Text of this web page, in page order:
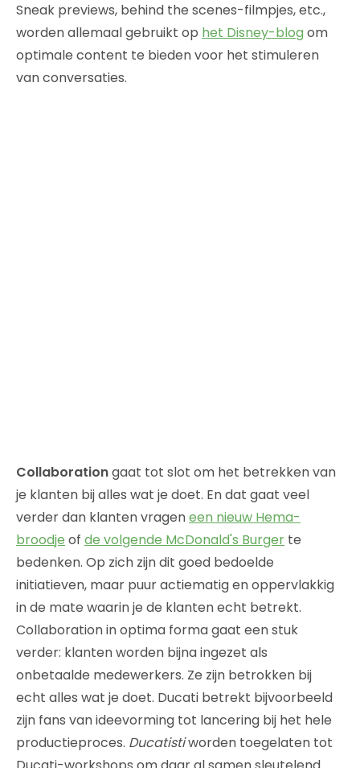
Sneak previews, behind the scenes-filmpjes, etc.,
worden allemaal gebruikt op het Disney-blog om
optimale content te bieden voor het stimuleren
van conversaties.
Collaborationgaat tot slot om het betrekken van
je klanten bij alles wat je doet. En dat gaat veel
verder dan klanten vrageneen nieuw Hema-
broodje of de volgende McDonald's Burger te
bedenken. Op zich zijn dit goed bedoelde
initiatieven, maar puur actiematig en oppervlakkig
in de mate waarin je de klanten echt betrekt.
Collaboration in optima forma gaat een stuk
verder: klanten worden bijna ingezet als
onbetaalde medewerkers. Ze zijn betrokken bij
echt alles wat je doet. Ducati betrekt bijvoorbeeld
zijn fans van ideevorming tot lancering bij het hele
productieproces. Ducatistiworden toegelaten tot